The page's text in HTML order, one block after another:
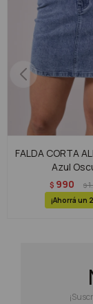
FALDA CORTA
Azul
$ 990 $